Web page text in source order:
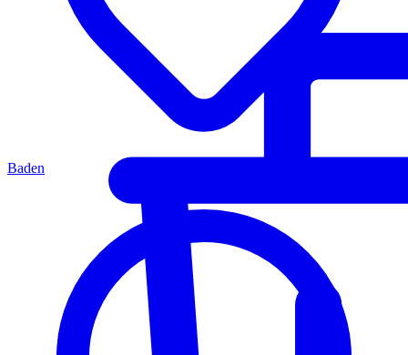
Baden